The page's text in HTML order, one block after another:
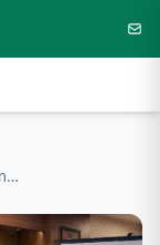
Sosialisasi AKMI, Kakankemenag Ingatkan Madrasah Sebagai Pencetak Generasi Moderat